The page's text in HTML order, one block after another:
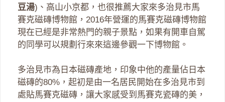
豆湯)、高山小京都，也很推薦大家來多治見市馬
賽克磁磚博物館，2016年營運的馬賽克磁磚博物館
現在已經是非常熱門的親子景點，如果有開車自駕
的同學可以規劃行來來這邊參觀一下博物館。
多治見市為日本磁磚產地，印象中他的產量佔日本
磁磚的80%，起初是由一名居民開始在多治見市到
處貼馬賽克磁磚，讓大家感受到馬賽克瓷磚的美，